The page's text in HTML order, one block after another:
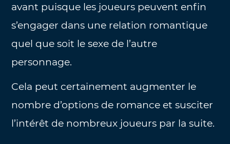
avant puisque les joueurs peuvent enfin
s’engager dans une relation romantique
quel que soit le sexe de l’autre
personnage.
Cela peut certainement augmenter le
nombre d’options de romance et susciter
l’intérêt de nombreux joueurs par la suite.